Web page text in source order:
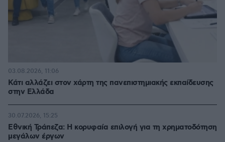
Κάτι αλλάζει στον χάρτη της πανεπιστημιακής εκπαίδευσης
στην Ελλάδα
03.08.2026, 11:06
Εθνική Τράπεζα: Η κορυφαία επιλογή για τη χρηματοδότηση
μεγάλων έργων
30.07.2026, 15:25